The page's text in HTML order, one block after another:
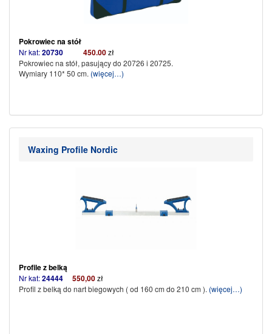
Pokrowiec na stół
Nr kat:20730 450.00zł
Pokrowiec na stół, pasujący do 20726 i 20725.
Wymiary 110* 50 cm. (więcej…)
Waxing Profile Nordic
Profile z belką
Nr kat:24444 550,00zł
Profil z belką do nart biegowych ( od 160 cm do 210 cm ). (więcej…)